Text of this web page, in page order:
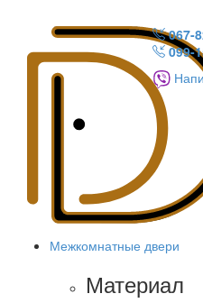
067-
099-
Межкомнатные двери
Материал